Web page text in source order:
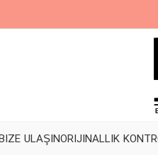
ULAŞINORIJINALLIK